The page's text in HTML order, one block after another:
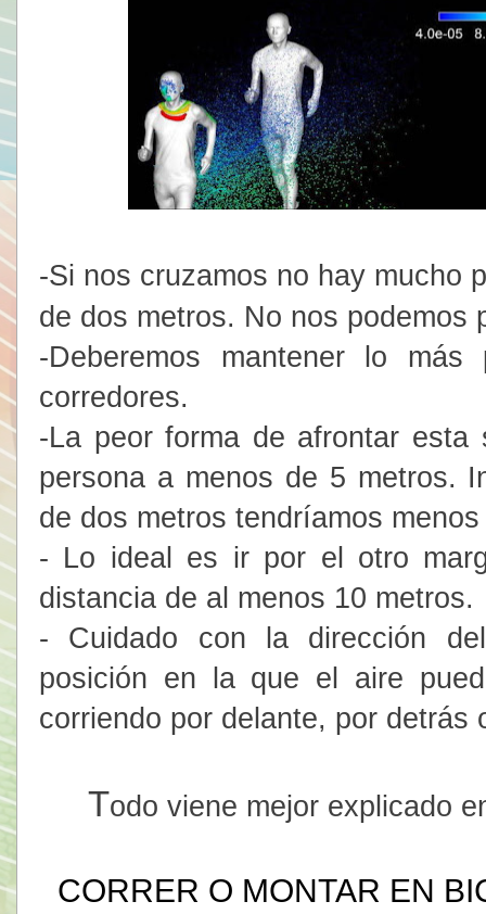
-Si nos cruzamos no hay mucho
de dos metros. No nos podemos
-Deberemos mantener lo
corredores.
-La peor forma de afrontar
persona a menos de 5 metros.
de dos metros tendríamos
- Lo ideal es ir por el otro
distancia de al menos 10 metros.
- Cuidado con la dirección
posición en la que el aire
corriendo por delante, por detrás
Todo viene mejor explicado
CORRER O MONTAR EN